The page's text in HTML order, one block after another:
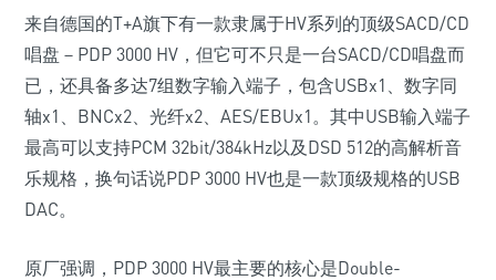
来自德国的T+A旗下有一款隶属于HV系列的顶级SACD/CD
唱盘－PDP 3000 HV，但它可不只是一台SACD/CD唱盘而
已，还具备多达7组数字输入端子，包含USBx1、数字同
轴x1、BNCx2、光纤x2、AES/EBUx1。其中USB输入端子
最高可以支持PCM 32bit/384kHz以及DSD 512的高解析音
乐规格，换句话说PDP 3000 HV也是一款顶级规格的USB
DAC。
原厂强调，PDP 3000 HV最主要的核心是Double-